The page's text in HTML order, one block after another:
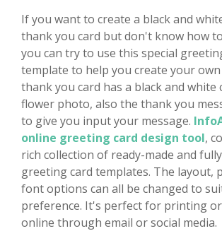
If you want to create a black and
thank you card but don't know how
you can try to use this special
template to help you create your own
thank you card has a black and white
flower photo, also the thank you
to give you input your message.
online greeting card design tool,
rich collection of ready-made and
greeting card templates. The layout,
font options can all be changed to
preference. It's perfect for printing
online through email or social media.